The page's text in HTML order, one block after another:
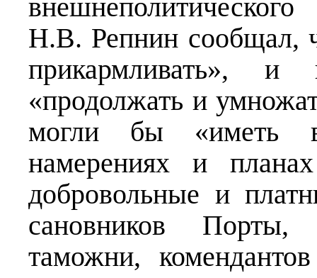
Н.В. Репнин сообщал,
прикармливать», и
«продолжать и
могли бы «иметь
намерениях и
добровольные и
сановников Порты,
таможни,